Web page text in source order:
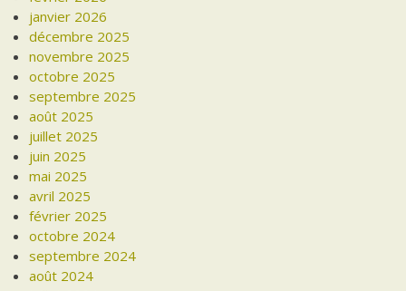
janvier 2026
décembre 2025
novembre 2025
octobre 2025
septembre 2025
août 2025
juillet 2025
juin 2025
mai 2025
avril 2025
février 2025
octobre 2024
septembre 2024
août 2024